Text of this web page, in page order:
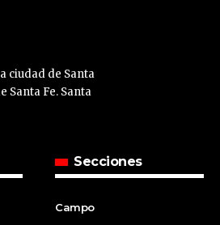
ciudad de Santa
Santa Fe. Santa
Secciones
Campo